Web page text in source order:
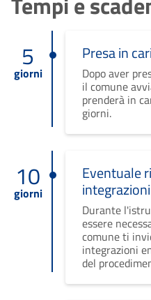
5
giorni
Presa in
Dopo aver
il comune
prenderà in
giorni.
10
giorni
Eventuale
integrazioni
Durante
essere
comune ti
integrazioni
del